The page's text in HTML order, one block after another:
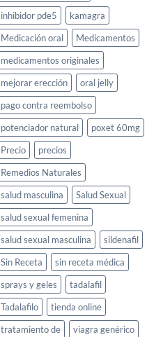
inhibidor pde5
kamagra
Medicación oral
Medicamentos
medicamentos originales
mejorar erección
oral jelly
pago contra reembolso
potenciador natural
poxet 60mg
Precio
precios
Remedios Naturales
salud masculina
Salud Sexual
salud sexual femenina
salud sexual masculina
sildenafil
Sin Receta
sin receta médica
sprays y geles
tadalafil
Tadalafilo
tienda online
tratamiento de
viagra genérico